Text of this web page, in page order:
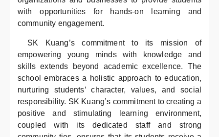
with opportunities for hands-on learning and
community engagement.
SK Kuang’s commitment to its mission of
empowering young minds with knowledge and
skills extends beyond academic excellence. The
school embraces a holistic approach to education,
nurturing students’ character, values, and social
responsibility. SK Kuang’s commitment to creating a
positive and stimulating learning environment,
coupled with its dedicated staff and strong